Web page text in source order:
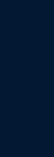
Overige
Enkele van